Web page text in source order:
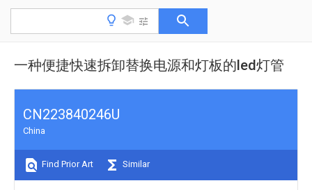
一种便捷快速拆卸替换电源和灯板的led灯管
CN223840246U
China
Find Prior Art Similar